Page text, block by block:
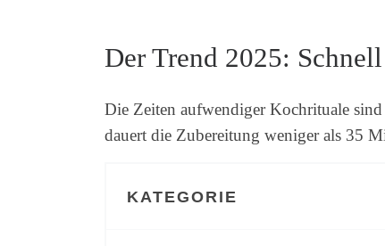
Der Trend 2025:
Die Zeiten aufwendiger Kochrituale
dauert die Zubereitung weniger als 35
KATEGORIE